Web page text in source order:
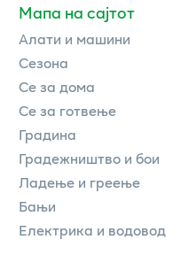
Мапа на сајтот
Алати и машини
Сезона
Се за дома
Се за готвење
Градина
Градежништво и бои
Ладење и греење
Бањи
Електрика и водовод